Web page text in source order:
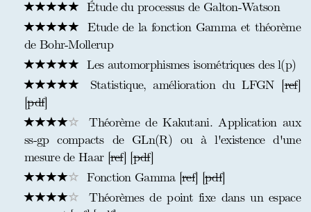
Étude du processus de Galton-Watson
Etude de la fonction Gamma et théorème
de Bohr-Mollerup
Les automorphismes isométriques des l(p)
Statistique, amélioration du LFGN [ref]
[pdf]
Théorème de Kakutani. Application aux
ss-gp compacts de GLn(R) ou à l'existence d'une
mesure de Haar [ref] [pdf]
Fonction Gamma [ref] [pdf]
Théorèmes de point fixe dans un espace